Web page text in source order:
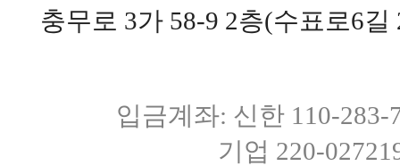
충무로 3가 58-9 2층(수표로6
입금계좌: 신한 110-
기업 220-